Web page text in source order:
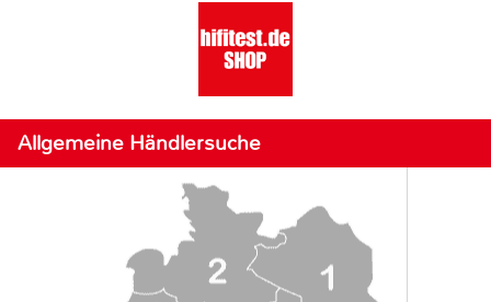
Allgemeine Händlersuche